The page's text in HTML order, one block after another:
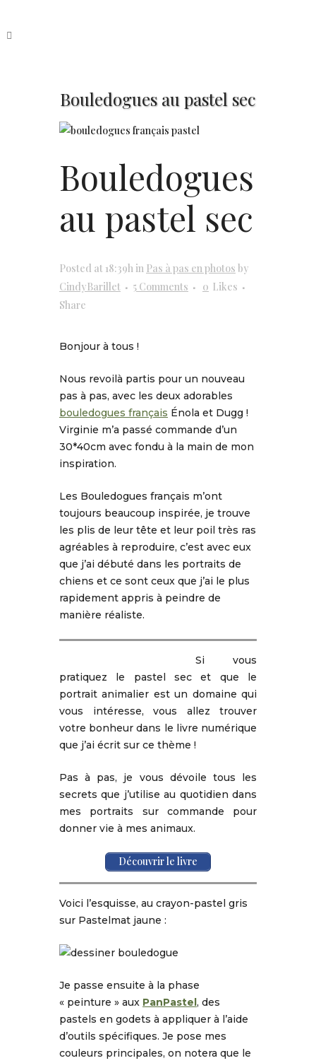
Bouledogues au pastel sec
Bouledogues
au pastel sec
Posted at 18:39h in Pas à pas en photos by
CindyBarillet
5 Comments 0 Likes
Share
Bonjour à tous !
Nous revoilà partis pour un nouveau
pas à pas, avec les deux adorables
bouledogues français Énola et Dugg !
Virginie m’a passé commande d’un
30*40cm avec fondu à la main de mon
inspiration.
Les Bouledogues français m’ont
toujours beaucoup inspirée, je trouve
les plis de leur tête et leur poil très ras
agréables à reproduire, c’est avec eux
que j’ai débuté dans les portraits de
chiens et ce sont ceux que j’ai le plus
rapidement appris à peindre de
manière réaliste.
Si vous
pratiquez le pastel sec et que le
portrait animalier est un domaine qui
vous intéresse, vous allez trouver
votre bonheur dans le livre numérique
que j’ai écrit sur ce thème !
Pas à pas, je vous dévoile tous les
secrets que j’utilise au quotidien dans
mes portraits sur commande pour
donner vie à mes animaux.
Découvrir le livre
Voici l’esquisse, au crayon-pastel gris
sur Pastelmat jaune :
Je passe ensuite à la phase
« peinture » aux PanPastel, des
pastels en godets à appliquer à l’aide
d’outils spécifiques. Je pose mes
couleurs principales, on notera que le